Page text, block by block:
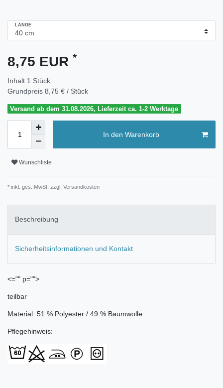
LÄNGE
8,75 EUR *
Inhalt 1 Stück
Grundpreis 8,75 € / Stück
Versand ab dem 31.08.2026, Lieferzeit ca. 1-2 Werktage
In den Warenkorb
Wunschliste
* inkl. ges. MwSt. zzgl. Versandkosten
Beschreibung
Sicherheitsinformationen und Kontakt
<="" p="">
teilbar
Material: 51 % Polyester / 49 % Baumwolle
Pflegehinweis: